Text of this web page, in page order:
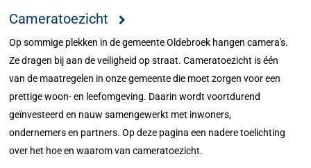
Cameratoezicht
Op sommige plekken in de gemeente Oldebroek hangen camera's.
Ze dragen bij aan de veiligheid op straat. Cameratoezicht is één
van de maatregelen in onze gemeente die moet zorgen voor een
prettige woon- en leefomgeving. Daarin wordt voortdurend
geïnvesteerd en nauw samengewerkt met inwoners,
ondernemers en partners. Op deze pagina een nadere toelichting
over het hoe en waarom van cameratoezicht.